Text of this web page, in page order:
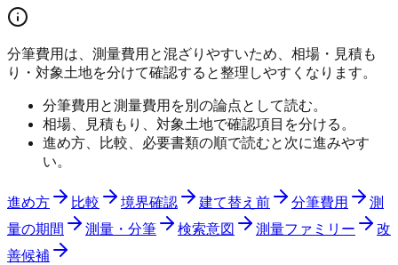
分筆費用は、測量費用と混ざりやすいため、相場・見積も
り・対象土地を分けて確認すると整理しやすくなります。
分筆費用と測量費用を別の論点として読む。
相場、見積もり、対象土地で確認項目を分ける。
進め方、比較、必要書類の順で読むと次に進みやす
い。
進め方 比較 境界確認 建て替え前 分筆費用
測
量の期間
測量・分筆 検索意図 測量ファミリー
改
善候補